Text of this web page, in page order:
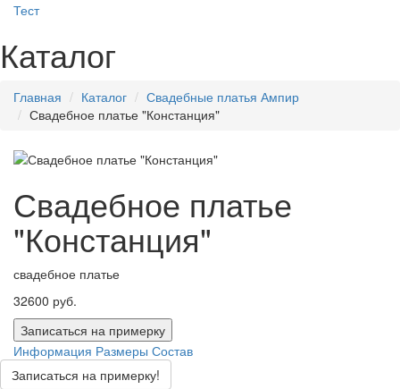
Тест
Каталог
Главная Каталог
Свадебные платья Ампир
Свадебное платье "Констанция"
Свадебное платье
"Констанция"
свадебное платье
32600 руб.
Записаться на примерку
Информация Размеры Состав
Записаться на примерку!